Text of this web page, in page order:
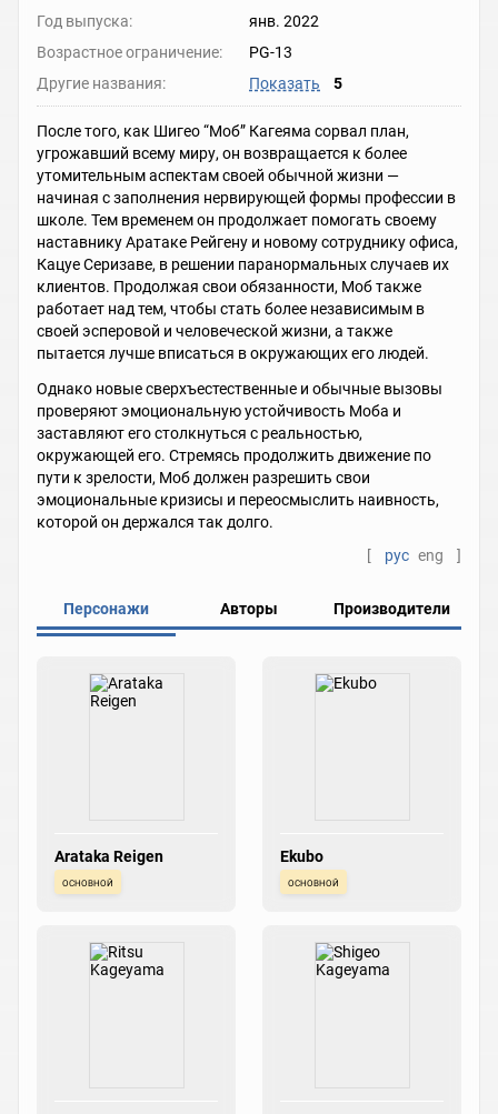
Год выпуска:
янв. 2022
Возрастное ограничение:
PG-13
Другие названия:
Показать 5
После того, как Шигео “Моб” Кагеяма сорвал план,
угрожавший всему миру, он возвращается к более
утомительным аспектам своей обычной жизни —
начиная с заполнения нервирующей формы профессии в
школе. Тем временем он продолжает помогать своему
наставнику Аратаке Рейгену и новому сотруднику офиса,
Кацуе Серизаве, в решении паранормальных случаев их
клиентов. Продолжая свои обязанности, Моб также
работает над тем, чтобы стать более независимым в
своей эсперовой и человеческой жизни, а также
пытается лучше вписаться в окружающих его людей.
Однако новые сверхъестественные и обычные вызовы
проверяют эмоциональную устойчивость Моба и
заставляют его столкнуться с реальностью,
окружающей его. Стремясь продолжить движение по
пути к зрелости, Моб должен разрешить свои
эмоциональные кризисы и переосмыслить наивность,
которой он держался так долго.
[
рус eng ]
Персонажи Авторы Производители
Arataka Reigen
основной
Ekubo
основной